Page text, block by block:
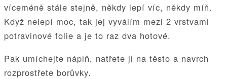
víceméně stále stejně, někdy lepí víc, někdy míň.
Když nelepí moc, tak jej vyválím mezi 2 vrstvami
potravinové folie a je to raz dva hotové.
Pak umíchejte náplň, natřete ji na těsto a navrch
rozprostřete borůvky.